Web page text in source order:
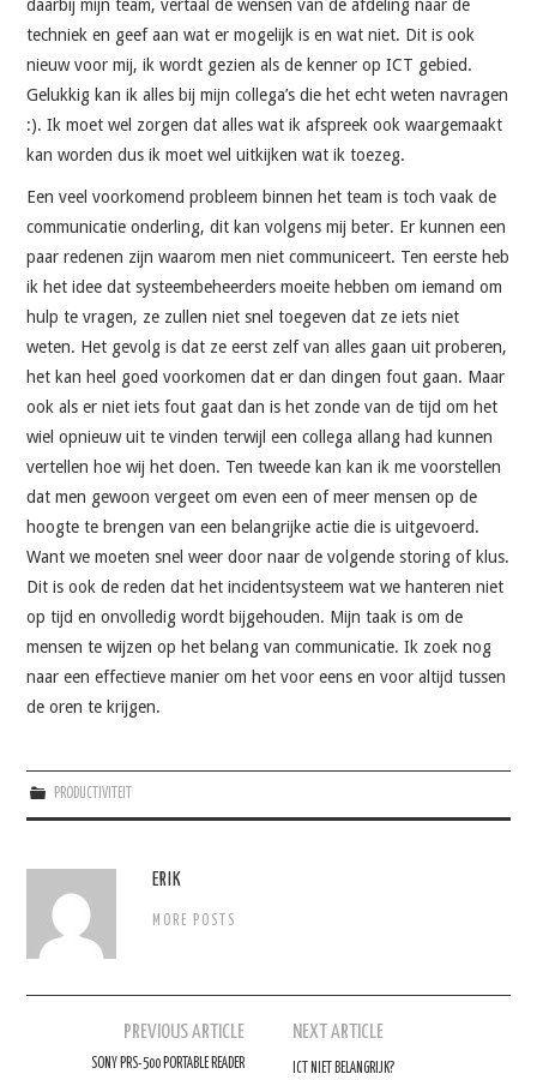
daarbij mijn team, vertaal de wensen van de afdeling naar de
techniek en geef aan wat er mogelijk is en wat niet. Dit is ook
nieuw voor mij, ik wordt gezien als de kenner op ICT gebied.
Gelukkig kan ik alles bij mijn collega’s die het echt weten navragen
:). Ik moet wel zorgen dat alles wat ik afspreek ook waargemaakt
kan worden dus ik moet wel uitkijken wat ik toezeg.
Een veel voorkomend probleem binnen het team is toch vaak de
communicatie onderling, dit kan volgens mij beter. Er kunnen een
paar redenen zijn waarom men niet communiceert. Ten eerste heb
ik het idee dat systeembeheerders moeite hebben om iemand om
hulp te vragen, ze zullen niet snel toegeven dat ze iets niet
weten. Het gevolg is dat ze eerst zelf van alles gaan uit proberen,
het kan heel goed voorkomen dat er dan dingen fout gaan. Maar
ook als er niet iets fout gaat dan is het zonde van de tijd om het
wiel opnieuw uit te vinden terwijl een collega allang had kunnen
vertellen hoe wij het doen. Ten tweede kan kan ik me voorstellen
dat men gewoon vergeet om even een of meer mensen op de
hoogte te brengen van een belangrijke actie die is uitgevoerd.
Want we moeten snel weer door naar de volgende storing of klus.
Dit is ook de reden dat het incidentsysteem wat we hanteren niet
op tijd en onvolledig wordt bijgehouden. Mijn taak is om de
mensen te wijzen op het belang van communicatie. Ik zoek nog
naar een effectieve manier om het voor eens en voor altijd tussen
de oren te krijgen.
PRODUCTIVITEIT
ERIK
MORE POSTS
BerichtnavigatiePREVIOUS ARTICLE
SONY PRS-500 PORTABLE READER
NEXT ARTICLE
ICT NIET BELANGRIJK?